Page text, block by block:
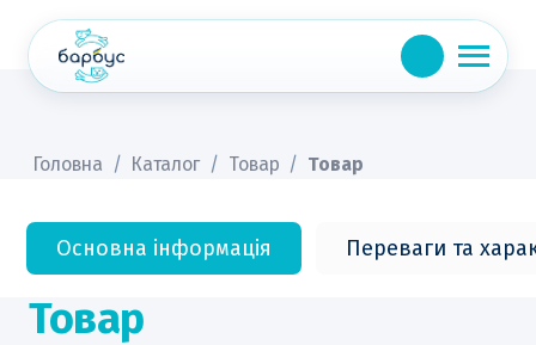
content
Головна / Каталог / Товар / Товар
Основна інформація Переваги та
Товар